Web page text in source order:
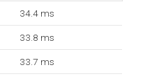
34.4 ms
33.8 ms
33.7 ms